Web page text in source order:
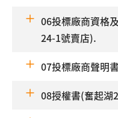
06投標廠商資格
24-1號賣店).
07投標廠商聲明
08授權書(奮起湖